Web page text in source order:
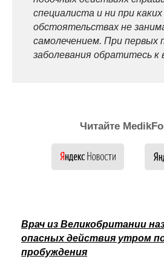
специалиста и ни при каких
обстоятельствах не
самолечением. При первых
заболевания обратитесь к
Читайте
Врач из Великобритании
опасных действия утром
пробуждения